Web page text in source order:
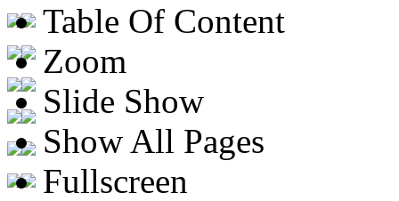
Table Of Content
Zoom
Slide Show
Show All Pages
Fullscreen